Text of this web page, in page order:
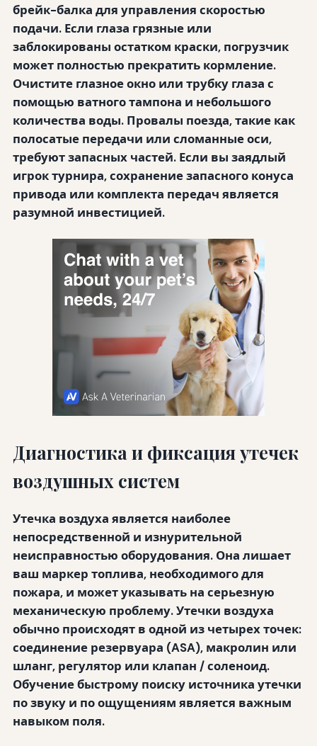
брейк-балка для управления скоростью
подачи. Если глаза грязные или
заблокированы остатком краски, погрузчик
может полностью прекратить кормление.
Очистите глазное окно или трубку глаза с
помощью ватного тампона и небольшого
количества воды. Провалы поезда, такие как
полосатые передачи или сломанные оси,
требуют запасных частей. Если вы заядлый
игрок турнира, сохранение запасного конуса
привода или комплекта передач является
разумной инвестицией.
Диагностика и фиксация утечек
воздушных систем
Утечка воздуха является наиболее
непосредственной и изнурительной
неисправностью оборудования. Она лишает
ваш маркер топлива, необходимого для
пожара, и может указывать на серьезную
механическую проблему. Утечки воздуха
обычно происходят в одной из четырех точек:
соединение резервуара (ASA), макролин или
шланг, регулятор или клапан / соленоид.
Обучение быстрому поиску источника утечки
по звуку и по ощущениям является важным
навыком поля.